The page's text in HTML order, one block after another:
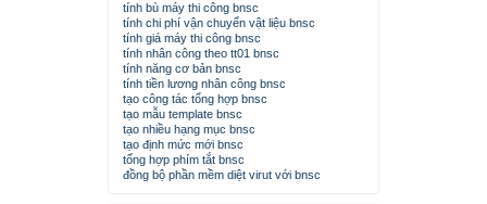
tính bù máy thi công bnsc
tính chi phí vận chuyển vật liệu bnsc
tính giá máy thi công bnsc
tính nhân công theo tt01 bnsc
tính năng cơ bản bnsc
tính tiền lương nhân công bnsc
tạo công tác tổng hợp bnsc
tạo mẫu template bnsc
tạo nhiều hạng mục bnsc
tạo định mức mới bnsc
tổng hợp phím tắt bnsc
đồng bộ phần mềm diệt virut với bnsc